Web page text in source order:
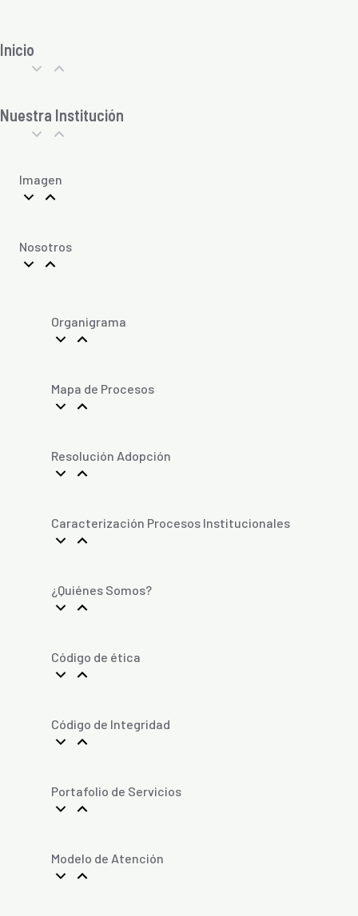
Inicio
Nuestra Institución
Imagen
Nosotros
Organigrama
Mapa de Procesos
Resolución Adopción
Caracterización Procesos Institucionales
¿Quiénes Somos?
Código de ética
Código de Integridad
Portafolio de Servicios
Modelo de Atención